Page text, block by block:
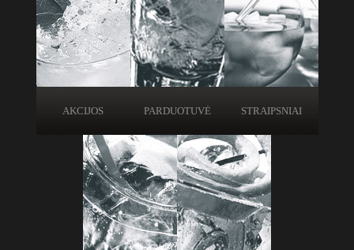
AKCIJOS PARDUOTUVĖ STRAIPSNIAI